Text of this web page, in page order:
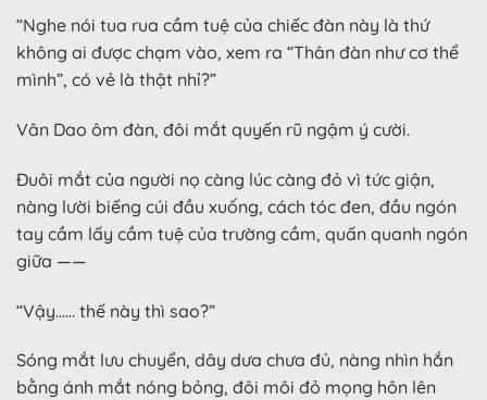
“Nghe nói tua rua cầm tuệ của chiếc đàn này là thứ
không ai được chạm vào, xem ra “Thân đàn như cơ thể
mình”, có vẻ là thật nhỉ?”
Vân Dao ôm đàn, đôi mắt quyến rũ ngậm ý cười.
Đuôi mắt của người nọ càng lúc càng đỏ vì tức giận,
nàng lười biếng cúi đầu xuống, cách tóc đen, đầu ngón
tay cầm lấy cầm tuệ của trường cầm, quấn quanh ngón
giữa ——
“Vậy…… thế này thì sao?”
Sóng mắt lưu chuyển, dây dưa chưa đủ, nàng nhìn hắn
bằng ánh mắt nóng bỏng, đôi môi đỏ mọng hôn lên